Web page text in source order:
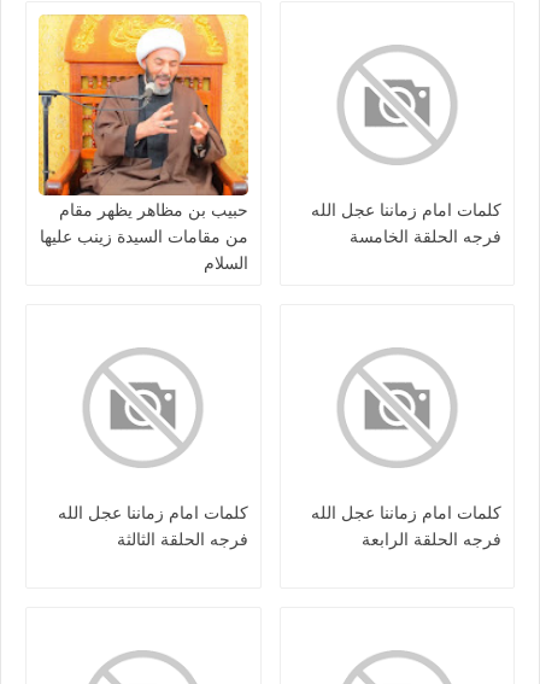
كلمات امام زماننا عجل الله
فرجه الحلقة الخامسة
حبيب بن مظاهر يظهر مقام
من مقامات السيدة زينب عليها
السلام
كلمات امام زماننا عجل الله
فرجه الحلقة الرابعة
كلمات امام زماننا عجل الله
فرجه الحلقة الثالثة